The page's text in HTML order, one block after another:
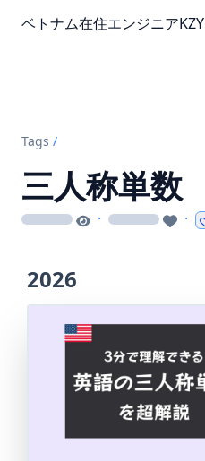
ベトナム在住エンジニアKZY
Tags /
三人称単数
loading · loading ·
2026